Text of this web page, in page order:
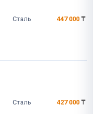
Сталь 447 000 ₸
Сталь 427 000 ₸